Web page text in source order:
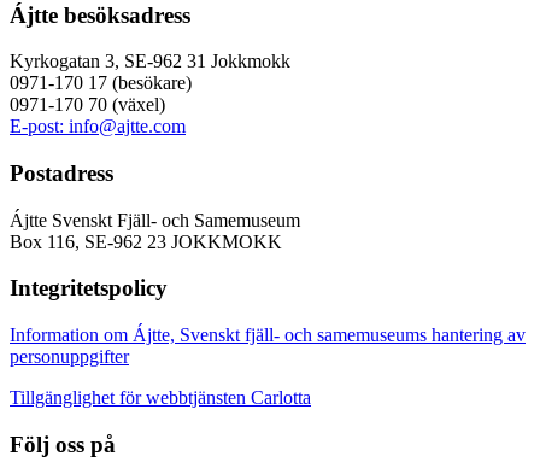
Ájtte besöksadress
Kyrkogatan 3, SE-962 31 Jokkmokk
0971-170 17 (besökare)
0971-170 70 (växel)
E-post: info@ajtte.com
Postadress
Ájtte Svenskt Fjäll- och Samemuseum
Box 116, SE-962 23 JOKKMOKK
Integritetspolicy
Information om Ájtte, Svenskt fjäll- och samemuseums hantering av
personuppgifter
Tillgänglighet för webbtjänsten Carlotta
Följ oss på